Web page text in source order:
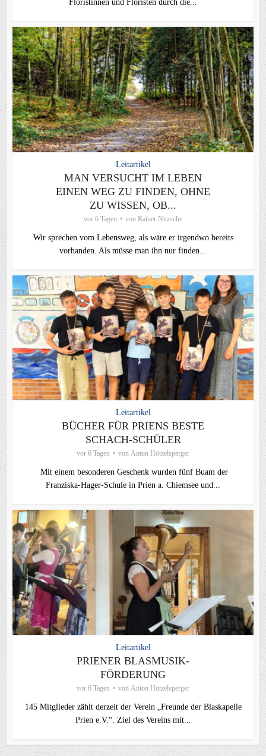
Floristinnen und Floristen durch die...
Leitartikel
MAN VERSUCHT IM LEBEN
EINEN WEG ZU FINDEN, OHNE
ZU WISSEN, OB...
vor 6 Tagen von Rainer Nitzsche
Wir sprechen vom Lebensweg, als wäre er irgendwo bereits
vorhanden. Als müsse man ihn nur finden...
Leitartikel
BÜCHER FÜR PRIENS BESTE
SCHACH-SCHÜLER
vor 6 Tagen von Anton Hötzelsperger
Mit einem besonderen Geschenk wurden fünf Buam der
Franziska-Hager-Schule in Prien a. Chiemsee und...
Leitartikel
PRIENER BLASMUSIK-
FÖRDERUNG
vor 6 Tagen von Anton Hötzelsperger
145 Mitglieder zählt derzeit der Verein „Freunde der Blaskapelle
Prien e.V.“. Ziel des Vereins mit...